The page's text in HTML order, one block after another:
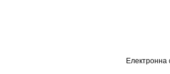
Електронна